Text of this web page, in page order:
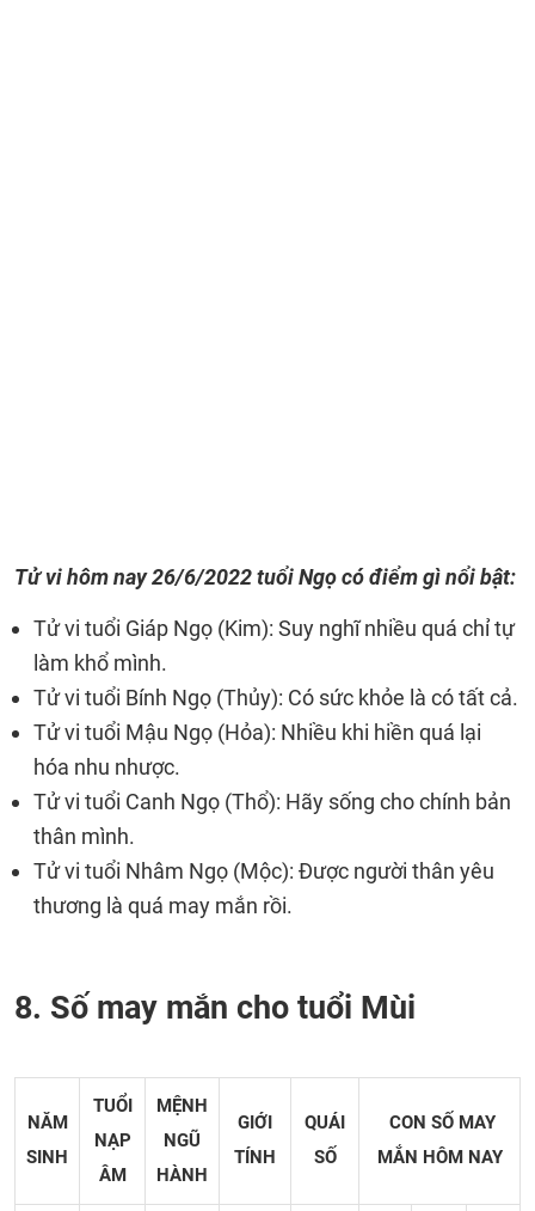
Tử vi hôm nay 26/6/2022 tuổi Ngọ có điểm gì nổi bật:
Tử vi tuổi Giáp Ngọ (Kim): Suy nghĩ nhiều quá chỉ tự
làm khổ mình.
Tử vi tuổi Bính Ngọ (Thủy): Có sức khỏe là có tất cả.
Tử vi tuổi Mậu Ngọ (Hỏa): Nhiều khi hiền quá lại
hóa nhu nhược.
Tử vi tuổi Canh Ngọ (Thổ): Hãy sống cho chính bản
thân mình.
Tử vi tuổi Nhâm Ngọ (Mộc): Được người thân yêu
thương là quá may mắn rồi.
8. Số may mắn cho tuổi Mùi
NĂM
SINH
TUỔI
NẠP
ÂM
MỆNH
NGŨ
HÀNH
GIỚI
TÍNH
QUÁI
SỐ
CON SỐ MAY
MẮN HÔM NAY